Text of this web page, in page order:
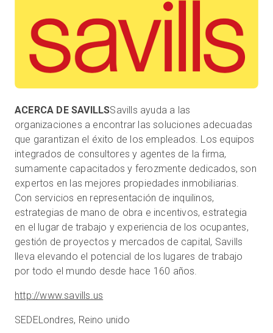
ACERCA DE SAVILLSSavills ayuda a las
organizaciones a encontrar las soluciones adecuadas
que garantizan el éxito de los empleados. Los equipos
integrados de consultores y agentes de la firma,
sumamente capacitados y ferozmente dedicados, son
expertos en las mejores propiedades inmobiliarias.
Con servicios en representación de inquilinos,
estrategias de mano de obra e incentivos, estrategia
en el lugar de trabajo y experiencia de los ocupantes,
gestión de proyectos y mercados de capital, Savills
lleva elevando el potencial de los lugares de trabajo
por todo el mundo desde hace 160 años.
http://www.savills.us
SEDELondres, Reino unido